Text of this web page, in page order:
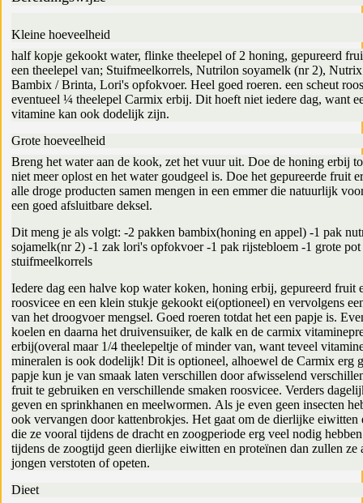
Kleine hoeveelheid
half kopje gekookt water, flinke theelepel of 2 honing, gepureerd
een theelepel van; Stuifmeelkorrels, Nutrilon soyamelk (nr 2),
Bambix / Brinta, Lori's opfokvoer. Heel goed roeren. een scheut
eventueel ¼ theelepel Carmix erbij. Dit hoeft niet iedere dag, want
vitamine kan ook dodelijk zijn.
Grote hoeveelheid
Breng het water aan de kook, zet het vuur uit. Doe de honing erbij
niet meer oplost en het water goudgeel is. Doe het gepureerde fruit
alle droge producten samen mengen in een emmer die natuurlijk
een goed afsluitbare deksel.
Dit meng je als volgt: -2 pakken bambix(honing en appel) -1 pak
sojamelk(nr 2) -1 zak lori's opfokvoer -1 pak rijstebloem -1 grote pot
stuifmeelkorrels
Iedere dag een halve kop water koken, honing erbij, gepureerd fruit
roosvicee en een klein stukje gekookt ei(optioneel) en vervolgens
van het droogvoer mengsel. Goed roeren totdat het een papje is.
koelen en daarna het druivensuiker, de kalk en de carmix
erbij(overal maar 1/4 theelepeltje of minder van, want teveel
mineralen is ook dodelijk! Dit is optioneel, alhoewel de Carmix erg
papje kun je van smaak laten verschillen door afwisselend
fruit te gebruiken en verschillende smaken roosvicee. Verders
geven en sprinkhanen en meelwormen. Als je even geen insecten
ook vervangen door kattenbrokjes. Het gaat om de dierlijke eiwitten
die ze vooral tijdens de dracht en zoogperiode erg veel nodig
tijdens de zoogtijd geen dierlijke eiwitten en proteïnen dan zullen ze
jongen verstoten of opeten.
Dieet